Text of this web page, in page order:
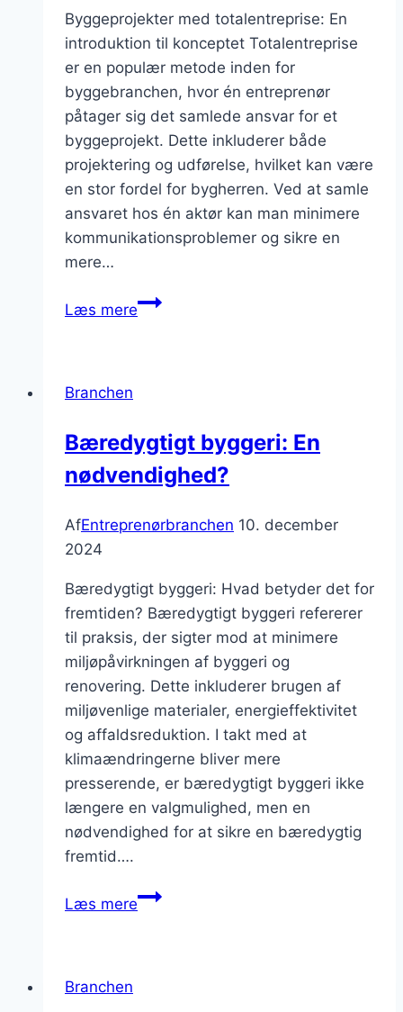
Byggeprojekter med totalentreprise: En
introduktion til konceptet Totalentreprise
er en populær metode inden for
byggebranchen, hvor én entreprenør
påtager sig det samlede ansvar for et
byggeprojekt. Dette inkluderer både
projektering og udførelse, hvilket kan være
en stor fordel for bygherren. Ved at samle
ansvaret hos én aktør kan man minimere
kommunikationsproblemer og sikre en
mere…
Læs mereByggeprojekter
Branchen
Bæredygtigt byggeri: En
nødvendighed?
AfEntreprenørbranchen 10. december
2024
Bæredygtigt byggeri: Hvad betyder det for
fremtiden? Bæredygtigt byggeri refererer
til praksis, der sigter mod at minimere
miljøpåvirkningen af byggeri og
renovering. Dette inkluderer brugen af
miljøvenlige materialer, energieffektivitet
og affaldsreduktion. I takt med at
klimaændringerne bliver mere
presserende, er bæredygtigt byggeri ikke
længere en valgmulighed, men en
nødvendighed for at sikre en bæredygtig
fremtid….
Læs mereBæredygtigt
Branchen